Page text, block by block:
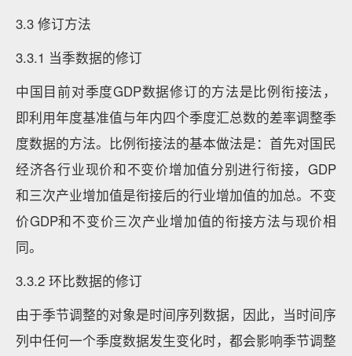
3.3 修订方法
3.3.1 当季数据的修订
中国目前对季度GDP数据修订的方法是比例衔接法，
即利用年度基准值与年内四个季度汇总数的差率调整季
度数据的方法。比例衔接法的基本做法是：首先对国民
经济各行业现价和不变价增加值分别进行衔接，GDP
和三次产业增加值是衔接后的行业增加值的加总。不变
价GDP和不变价三次产业增加值的衔接方法与现价相
同。
3.3.2 环比数据的修订
由于季节调整的对象是时间序列数据，因此，当时间序
列中任何一个季度数据发生变化时，都会影响季节调整